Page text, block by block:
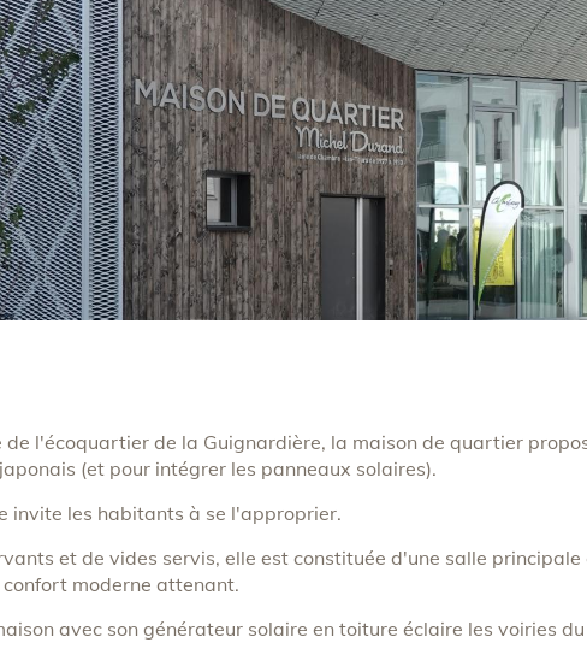
l'écoquartier de la Guignardière, la maison de quartier
(et pour intégrer les panneaux solaires).
invite les habitants à se l'approprier.
et de vides servis, elle est constituée d'une salle
moderne attenant.
avec son générateur solaire en toiture éclaire les voiries